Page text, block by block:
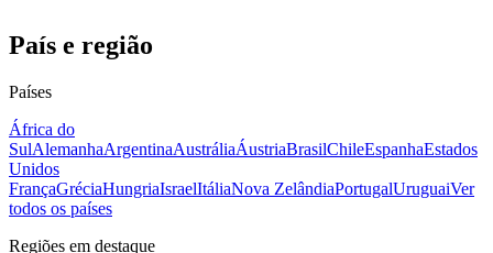
País e região
Países
África do
SulAlemanhaArgentinaAustráliaÁustriaBrasilChileEspanhaEstados
Unidos
FrançaGréciaHungriaIsraelItáliaNova ZelândiaPortugalUruguaiVer
todos os países
Regiões em destaque